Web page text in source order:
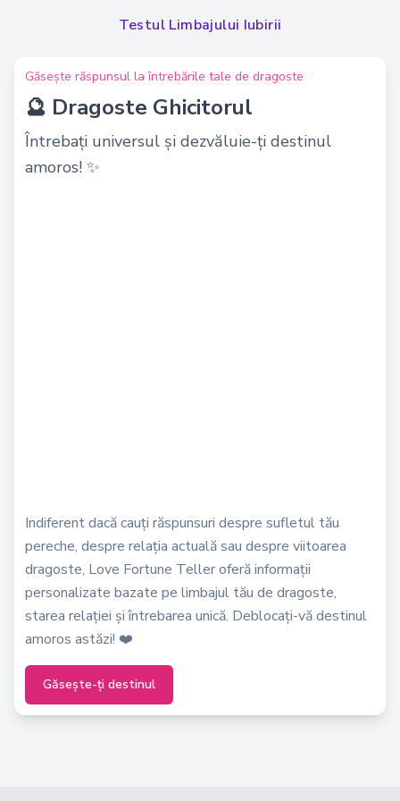
Testul Limbajului Iubirii
Găsește răspunsul la întrebările tale de dragoste
🔮 Dragoste Ghicitorul
Întrebați universul și dezvăluie-ți destinul
amoros! ✨
Indiferent dacă cauți răspunsuri despre sufletul tău
pereche, despre relația actuală sau despre viitoarea
dragoste, Love Fortune Teller oferă informații
personalizate bazate pe limbajul tău de dragoste,
starea relației și întrebarea unică. Deblocați-vă destinul
amoros astăzi! ❤️
Găsește-ți destinul